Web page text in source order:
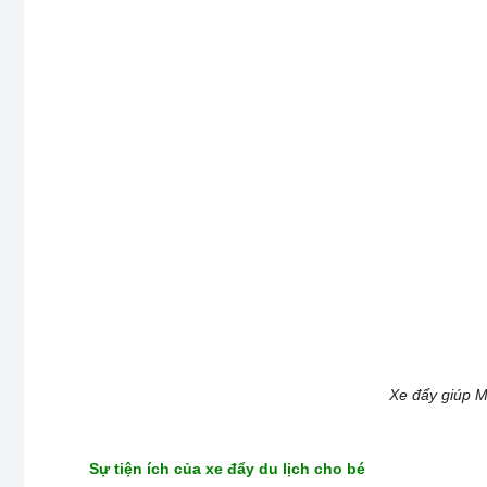
Xe đẩy giúp
Sự tiện ích của xe đẩy du lịch cho bé